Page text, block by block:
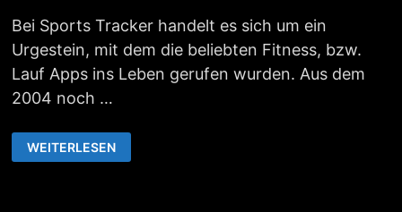
Bei Sports Tracker handelt es sich um ein
Urgestein, mit dem die beliebten Fitness, bzw.
Lauf Apps ins Leben gerufen wurden. Aus dem
2004 noch …
TRAININGSEINHEITEN
MIT
SPORTS
WEITERLESEN